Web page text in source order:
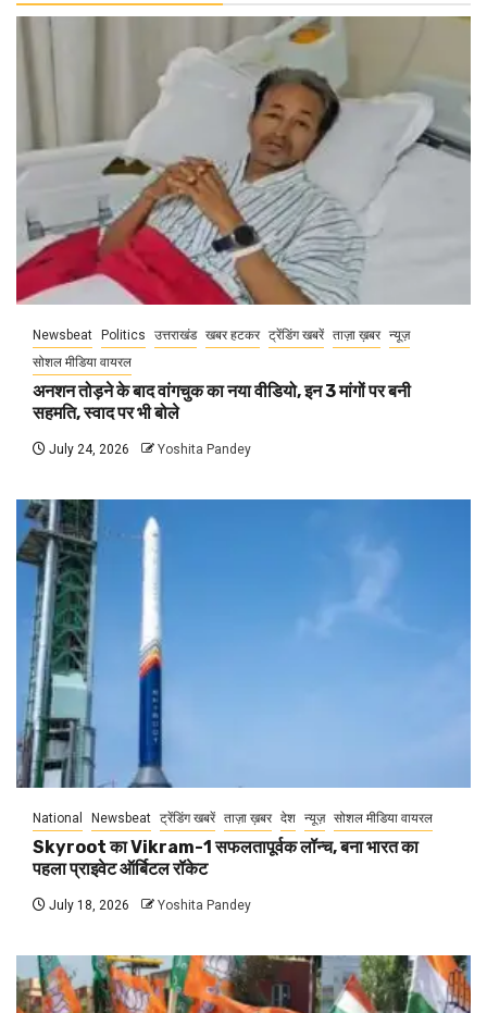
Newsbeat Politics उत्तराखंड खबर हटकर ट्रेंडिंग खबरें ताज़ा ख़बर न्यूज़
सोशल मीडिया वायरल
अनशन तोड़ने के बाद वांगचुक का नया वीडियो, इन 3 मांगों पर बनी
सहमति, स्वाद पर भी बोले
July 24, 2026 Yoshita Pandey
National Newsbeat ट्रेंडिंग खबरें ताज़ा ख़बर देश न्यूज़ सोशल मीडिया वायरल
Skyroot का Vikram-1 सफलतापूर्वक लॉन्च, बना भारत का
पहला प्राइवेट ऑर्बिटल रॉकेट
July 18, 2026 Yoshita Pandey